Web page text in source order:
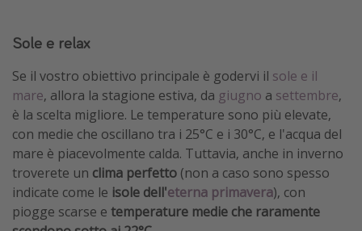
Sole e relax
Se il vostro obiettivo principale è godervi il sole e il
mare, allora la stagione estiva, da giugno a settembre,
è la scelta migliore. Le temperature sono più elevate,
con medie che oscillano tra i 25°C e i 30°C, e l'acqua del
mare è piacevolmente calda. Tuttavia, anche in inverno
troverete un clima perfetto (non a caso sono spesso
indicate come le isole dell'eterna primavera), con
piogge scarse e temperature medie che raramente